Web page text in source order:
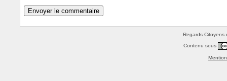
Regards Citoyens
Contenu sous